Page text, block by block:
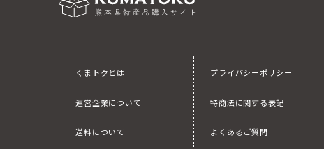
くまトクとは
運営企業について
送料について
プライバシーポリシー
特商法に関する表記
よくあるご質問